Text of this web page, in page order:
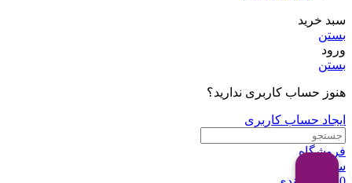
سبد خرید
بستن
ورود
بستن
هنوز حساب کاربری ندارید؟
ایجاد حساب کاربری
فروشگاه
سایدبار